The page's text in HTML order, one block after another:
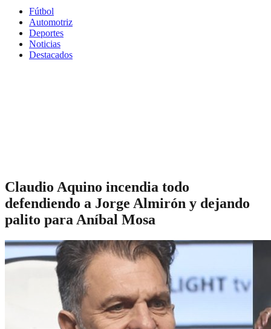
Fútbol
Automotriz
Deportes
Noticias
Destacados
Claudio Aquino incendia todo
defendiendo a Jorge Almirón y dejando
palito para Aníbal Mosa